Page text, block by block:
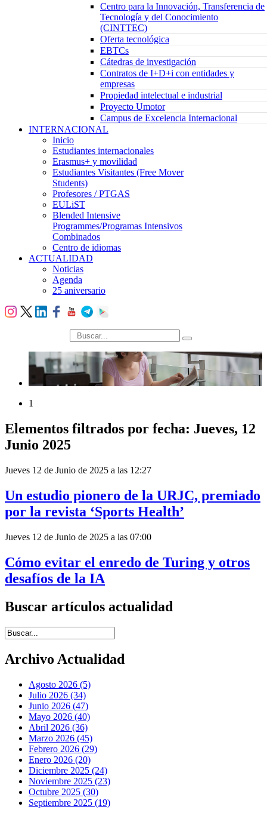
Centro para la Innovación, Transferencia de
Tecnología y del Conocimiento
(CINTTEC)
Oferta tecnológica
EBTCs
Cátedras de investigación
Contratos de I+D+i con entidades y
empresas
Propiedad intelectual e industrial
Proyecto Umotor
Campus de Excelencia Internacional
INTERNACIONAL
Inicio
Estudiantes internacionales
Erasmus+ y movilidad
Estudiantes Visitantes (Free Mover
Students)
Profesores / PTGAS
EULiST
Blended Intensive
Programmes/Programas Intensivos
Combinados
Centro de idiomas
ACTUALIDAD
Noticias
Agenda
25 aniversario
búsqueda
1
Elementos filtrados por fecha: Jueves, 12
Junio 2025
Jueves 12 de Junio de 2025 a las 12:27
Un estudio pionero de la URJC, premiado
por la revista ‘Sports Health’
Jueves 12 de Junio de 2025 a las 07:00
Cómo evitar el enredo de Turing y otros
desafíos de la IA
Buscar artículos actualidad
Introduce términos de búsqueda
Archivo Actualidad
Agosto 2026 (5)
Julio 2026 (34)
Junio 2026 (47)
Mayo 2026 (40)
Abril 2026 (36)
Marzo 2026 (45)
Febrero 2026 (29)
Enero 2026 (20)
Diciembre 2025 (24)
Noviembre 2025 (23)
Octubre 2025 (30)
Septiembre 2025 (19)